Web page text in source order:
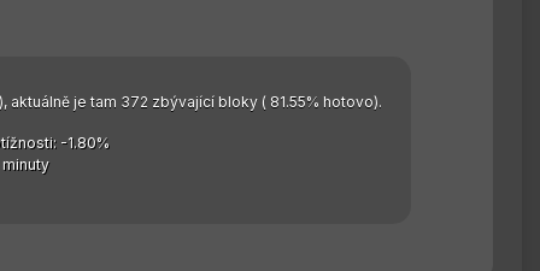
je tam 372 zbývající bloky ( 81.55% hotovo).
-1.80%
minuty